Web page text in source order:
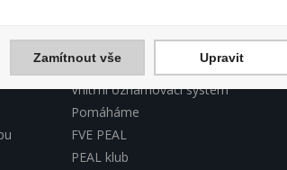
INFORMACE PEAL
Vnitřní oznamovací systém
Pomáháme
FVE PEAL
PEAL klub
Zamítnout vše Upravit